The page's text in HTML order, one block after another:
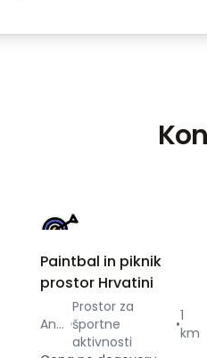
Paintbal in piknik
prostor Hrvatini
Ankaran
Prostor za
športne
aktivnosti
•1
km